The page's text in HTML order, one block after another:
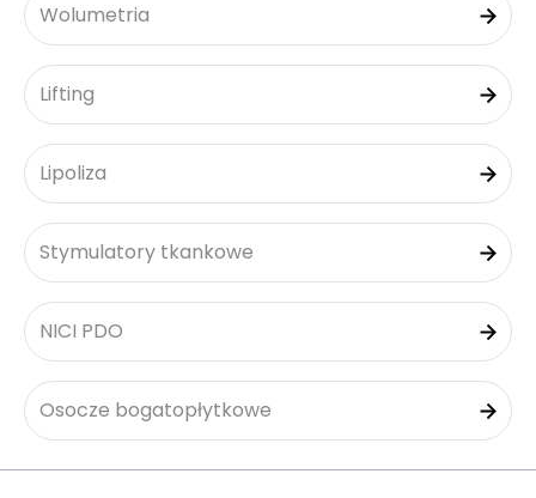
Wolumetria
Lifting
Lipoliza
Stymulatory tkankowe
NICI PDO
Osocze bogatopłytkowe